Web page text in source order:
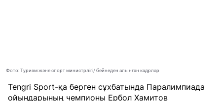
Фото: Туризм және спорт министрлігі/ бейнеден алынған кадрлар
Tengri Sport-қа берген сұхбатында Паралимпиада
ойындарының чемпионы Ербол Хамитов